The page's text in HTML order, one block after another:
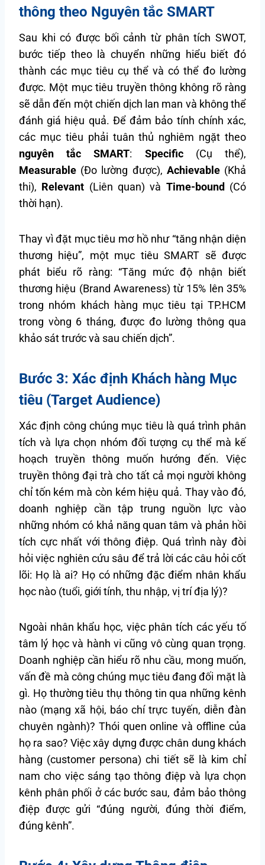
thông theo Nguyên tắc SMART
Sau khi có được bối cảnh từ phân tích SWOT,
bước tiếp theo là chuyển những hiểu biết đó
thành các mục tiêu cụ thể và có thể đo lường
được. Một mục tiêu truyền thông không rõ ràng
sẽ dẫn đến một chiến dịch lan man và không thể
đánh giá hiệu quả. Để đảm bảo tính chính xác,
các mục tiêu phải tuân thủ nghiêm ngặt theo
nguyên tắc SMART: Specific(Cụ thể),
Measurable (Đo lường được), Achievable(Khả
thi), Relevant (Liên quan) và Time-bound(Có
thời hạn).
Thay vì đặt mục tiêu mơ hồ như “tăng nhận diện
thương hiệu”, một mục tiêu SMART sẽ được
phát biểu rõ ràng: “Tăng mức độ nhận biết
thương hiệu (Brand Awareness) từ 15% lên 35%
trong nhóm khách hàng mục tiêu tại TP.HCM
trong vòng 6 tháng, được đo lường thông qua
khảo sát trước và sau chiến dịch”.
Bước 3: Xác định Khách hàng Mục
tiêu (Target Audience)
Xác định công chúng mục tiêu là quá trình phân
tích và lựa chọn nhóm đối tượng cụ thể mà kế
hoạch truyền thông muốn hướng đến. Việc
truyền thông đại trà cho tất cả mọi người không
chỉ tốn kém mà còn kém hiệu quả. Thay vào đó,
doanh nghiệp cần tập trung nguồn lực vào
những nhóm có khả năng quan tâm và phản hồi
tích cực nhất với thông điệp. Quá trình này đòi
hỏi việc nghiên cứu sâu để trả lời các câu hỏi cốt
lõi: Họ là ai? Họ có những đặc điểm nhân khẩu
học nào (tuổi, giới tính, thu nhập, vị trí địa lý)?
Ngoài nhân khẩu học, việc phân tích các yếu tố
tâm lý học và hành vi cũng vô cùng quan trọng.
Doanh nghiệp cần hiểu rõ nhu cầu, mong muốn,
vấn đề mà công chúng mục tiêu đang đối mặt là
gì. Họ thường tiêu thụ thông tin qua những kênh
nào (mạng xã hội, báo chí trực tuyến, diễn đàn
chuyên ngành)? Thói quen online và offline của
họ ra sao? Việc xây dựng được chân dung khách
hàng (customer persona) chi tiết sẽ là kim chỉ
nam cho việc sáng tạo thông điệp và lựa chọn
kênh phân phối ở các bước sau, đảm bảo thông
điệp được gửi “đúng người, đúng thời điểm,
đúng kênh”.